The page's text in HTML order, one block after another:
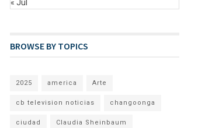
« Jul
BROWSE BY TOPICS
2025 america Arte
cb television noticias changoonga
ciudad Claudia Sheinbaum